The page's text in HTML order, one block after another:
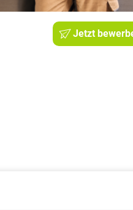
Jetzt